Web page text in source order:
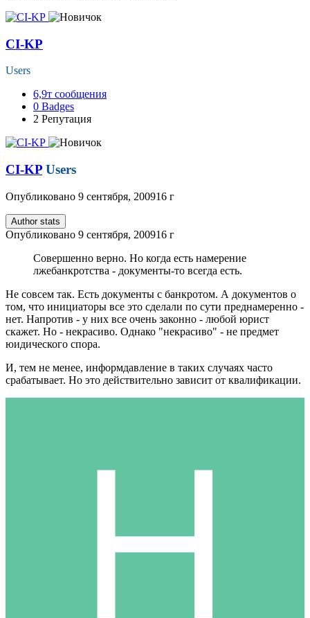
CI-KP
Users
6,9т сообщения
0 Badges
2 Репутация
CI-KP Users
Опубликовано 9 сентября, 200916 г
Author stats
Опубликовано 9 сентября, 200916 г
Совершенно верно. Но когда есть намерение
лжебанкротства - документы-то всегда есть.
Не совсем так. Есть документы с банкротом. А документов о
том, что инициаторы все это сделали по сути преднамеренно -
нет. Напротив - у них все очень законно - любой юрист
скажет. Но - некрасиво. Однако "некрасиво" - не предмет
юидического спора.
И, тем не менее, информдавление в таких случаях часто
срабатывает. Но это действительно зависит от квалификации.